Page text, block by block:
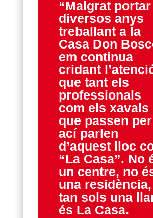
“Malgrat portar
diversos anys
treballant a la
Casa Don
em continua
cridant
que tant els
professionals
com els xavals
que passen per
ací parlen
d’aquest lloc
“La Casa”. No
un centre, no
una
tan sols una
és La Casa.